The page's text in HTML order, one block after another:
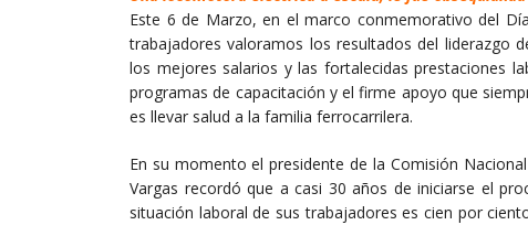
Este 6 de Marzo, en el marco conmemorativo del
trabajadores valoramos los resultados del liderazgo
los mejores salarios y las fortalecidas prestaciones
programas de capacitación y el firme apoyo que
es llevar salud a la familia ferrocarrilera.
En su momento el presidente de la Comisión
Vargas recordó que a casi 30 años de iniciarse el
situación laboral de sus trabajadores es cien por